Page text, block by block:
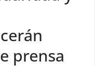
prensa